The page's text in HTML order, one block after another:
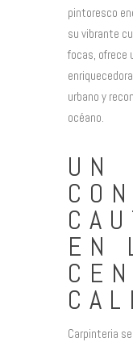
pintoresco
su vibrante
focas, ofrece
urbano y
océano.
UN
EN
Carpinteria